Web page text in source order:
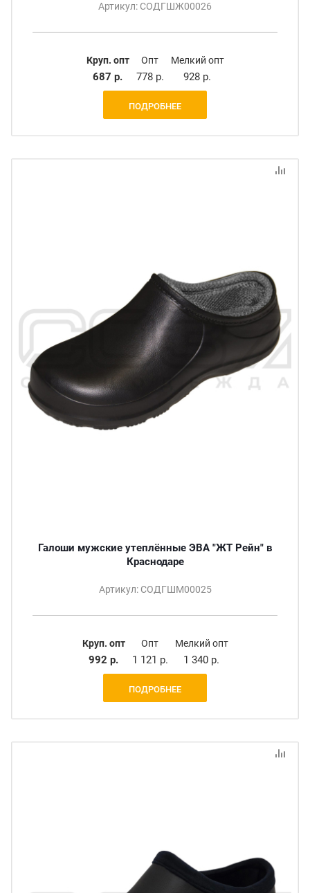
Артикул: СОДГШЖ00026
Круп. опт
687 р.
Опт
778 р.
Мелкий опт
928 р.
ПОДРОБНЕЕ
Галоши мужские утеплённые ЭВА "ЖТ Рейн" в
Краснодаре
Артикул: СОДГШМ00025
Круп. опт
992 р.
Опт
1 121 р.
Мелкий опт
1 340 р.
ПОДРОБНЕЕ